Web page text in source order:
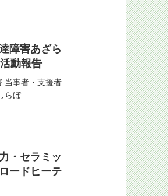
障害あざら
動報告
当事者・支援者
らぼ
・セラミッ
ードヒーテ